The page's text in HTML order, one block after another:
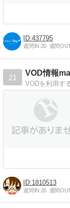
437795
週間IN:20 週間
21
VOD情報
VODを利用す
1810513
週間IN:20 週間